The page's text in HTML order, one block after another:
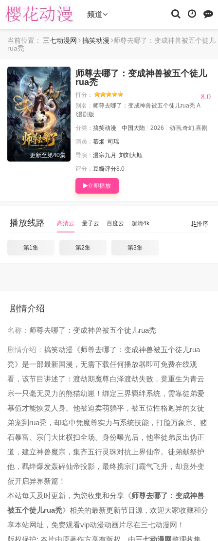
频道
当前位置： 三七动漫网 搞笑动漫
师尊去哪了：变成神兽被五个徒儿
rua秃
更新至第40集
师尊去哪了：变成神兽被五个徒儿
rua秃
打分： 8.0
别名： 师尊去哪了：变成神兽被五个徒儿rua秃 A
I漫剧版
分类： 搞笑动漫 中国大陆 2026
动画,奇幻,喜剧
演员： 慕烟 司瑶
导演： 漫宗九月
刘刘大顺
评分： 豆瓣评分8.0
立即播放
排序
播放线路 高清云 量子云 百度云 超清4k
第1集 第2集 第3集
剧情介绍
名称： 师尊去哪了：变成神兽被五个徒儿rua秃
剧情介绍： 搞笑动漫《师尊去哪了：变成神兽被五个徒儿rua
秃》是一部最新国漫，无需下载任何播放器即可免费在线观
看，该节目讲述了：渡劫期魔尊白泽渡劫失败，竟重生为青云
宗一只毫无灵力的熊猫幼崽！绑定三界羁绊系统，需靠徒弟爱
慕值才能恢复人身。他被迫卖萌躺平，被五位性格迥异的女徒
弟宠到rua秃，却暗中凭魔尊实力与系统技能，打脸万象宗、赌
石暴富、宗门大比横扫全场。身份曝光后，他率徒弟反出伪正
道，建立神兽魔宗，集齐五行灵珠对抗上界仙帝。徒弟献祭护
他，羁绊爆发轰碎仙帝投影，最终携宗门霸气飞升，却意外变
蛋开启异界新篇！
本站每天及时更新，为您收集和分享《师尊去哪了：变成神兽
被五个徒儿rua秃》相关的最新更新节目源，欢迎大家收藏和分
享本站网址，免费观看vip动漫动画片尽在三七动漫网！
版权保护: 本片由原著作方享有版权，由三七动漫网整理收集，